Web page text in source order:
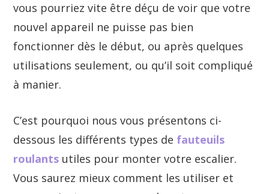
vous pourriez vite être déçu de voir que votre
nouvel appareil ne puisse pas bien
fonctionner dès le début, ou après quelques
utilisations seulement, ou qu’il soit compliqué
à manier.
C’est pourquoi nous vous présentons ci-
dessous les différents types de fauteuils
roulants utiles pour monter votre escalier.
Vous saurez mieux comment les utiliser et